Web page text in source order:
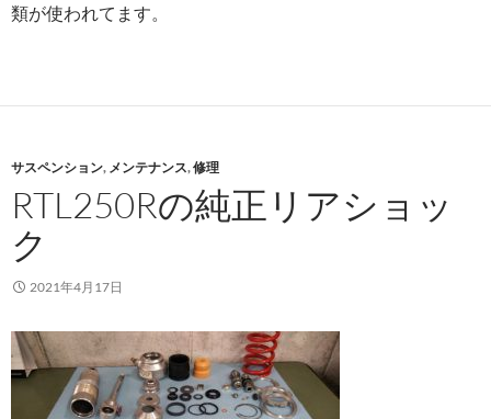
類が使われてます。
サスペンション, メンテナンス,修理
RTL250Rの純正リアショッ
ク
2021年4月17日